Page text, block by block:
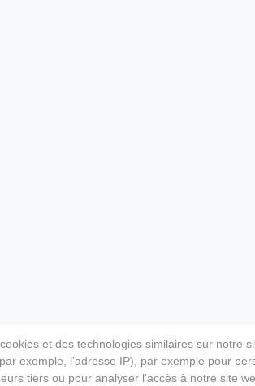
et des technologies similaires sur notre
exemple, l'adresse IP), par exemple pour
tiers ou pour analyser l'accès à notre site